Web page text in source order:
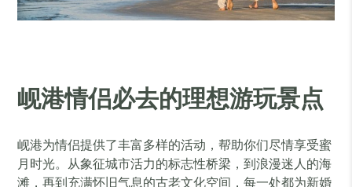
岘港情侣必去的理想游玩景点
岘港为情侣提供了丰富多样的活动，帮助你们尽情享受蜜
月时光。从象征城市活力的标志性桥梁，到浪漫迷人的海
滩，再到充满怀旧气息的古老文化空间，每一处都为新婚